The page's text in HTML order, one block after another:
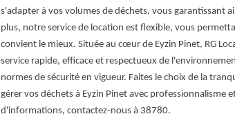
s'adapter à vos volumes de déchets, vous garantissant
plus, notre service de location est flexible, vous
convient le mieux. Située au cœur de Eyzin Pinet, RG
service rapide, efficace et respectueux de
normes de sécurité en vigueur. Faites le choix de la
gérer vos déchets à Eyzin Pinet avec professionnalisme
d'informations, contactez-nous à 38780.